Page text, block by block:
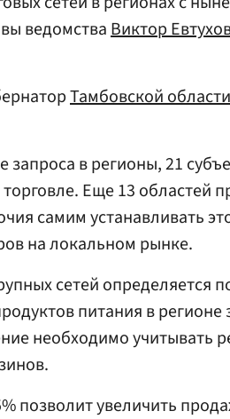
ведомстваВиктор
Тамбовской области
запроса в регионы, 21
Еще 13 областей
самим устанавливать
на локальном рынке.
сетей определяется
питания в регионе
необходимо учитывать
позволит увеличить